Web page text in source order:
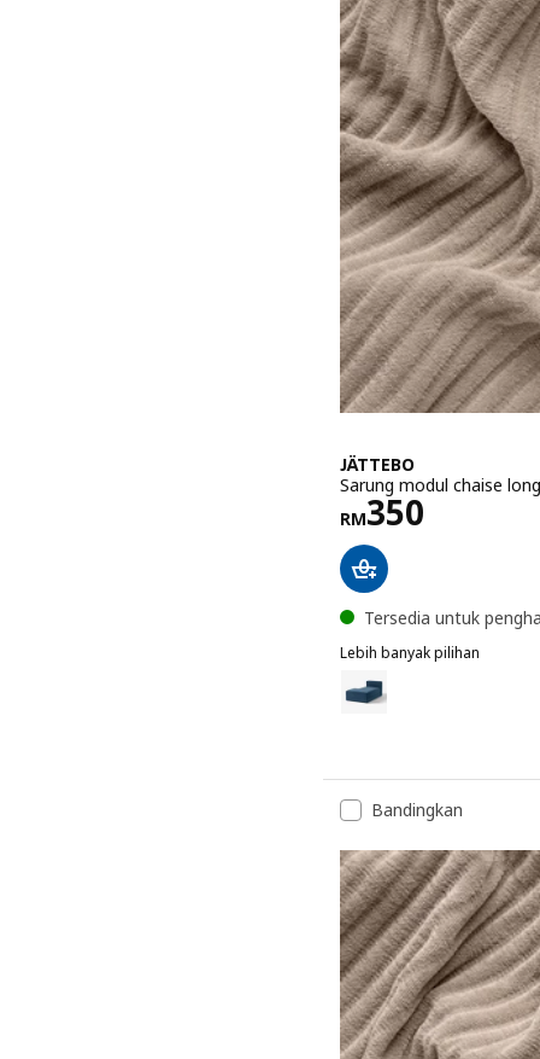
JÄTTEBO
Sarung modul chaise
RM350
Harga RM
Tersedia untuk
Lebih banyak pilihan
Pilihan: JÄTTEBO,
Bandingkan